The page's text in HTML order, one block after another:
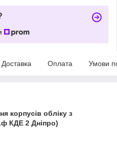
Доставка Оплата Умови
корпусів обліку з
КДЕ 2 Дніпро)